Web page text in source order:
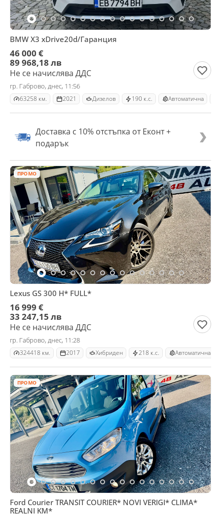
BMW X3 xDrive20d/Гаранция
46 000 €
89 968,18 лв
Не се начислява ДДС
гр. Габрово, днес, 11:56
63258 км. 2021 Дизелов 190 к.с. Автоматична
Доставка с 10% отстъпка от Еконт +
подарък
ПРОМО
Lexus GS 300 H* FULL*
16 999 €
33 247,15 лв
Не се начислява ДДС
гр. Габрово, днес, 11:28
324418 км. 2017 Хибриден 218 к.с. Автоматична
ПРОМО
Ford Courier TRANSIT COURIER* NOVI VERIGI* CLIMA*
REALNI KM*